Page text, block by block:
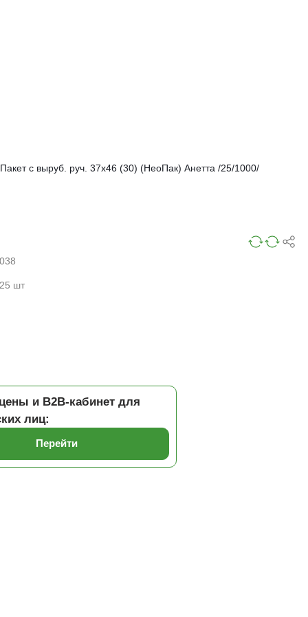
Пакет с выруб. руч. 37х46 (30) (НеоПак) Анетта /25/1000/
шт
и B2B-кабинет для
лиц:
Перейти